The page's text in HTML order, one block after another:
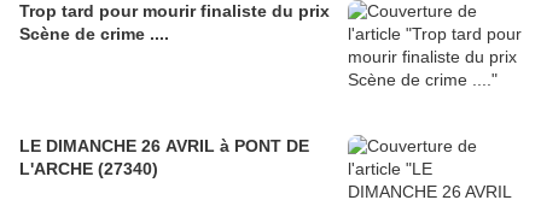
Trop tard pour mourir finaliste du prix
Scène de crime ....
LE DIMANCHE 26 AVRIL à PONT DE
L'ARCHE (27340)